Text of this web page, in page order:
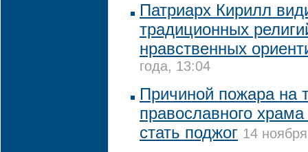
Патриарх Кирилл
традиционных
нравственных
года, 13:04
Причиной пожара на
православного
стать поджог 14